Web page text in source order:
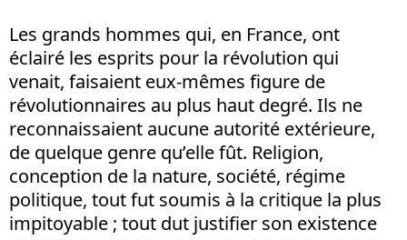
Les grands hommes qui, en France, ont
éclairé les esprits pour la révolution qui
venait, faisaient eux-mêmes figure de
révolutionnaires au plus haut degré. Ils ne
reconnaissaient aucune autorité extérieure,
de quelque genre qu’elle fût. Religion,
conception de la nature, société, régime
politique, tout fut soumis à la critique la plus
impitoyable ; tout dut justifier son existence